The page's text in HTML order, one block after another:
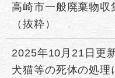
高崎市一般廃棄物収
（抜粋）
2025年10月21日更
犬猫等の死体の処理